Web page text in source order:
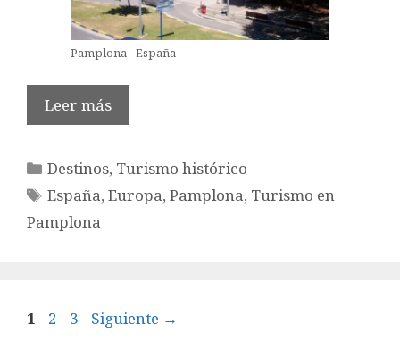
Pamplona - España
Leer más
Categorías
Destinos, Turismo histórico
Etiquetas
España,Europa,Pamplona, Turismo en
Pamplona
Página
1 Página
2 Página
3 Siguiente →